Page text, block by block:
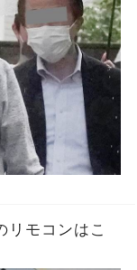
リモコンはこ